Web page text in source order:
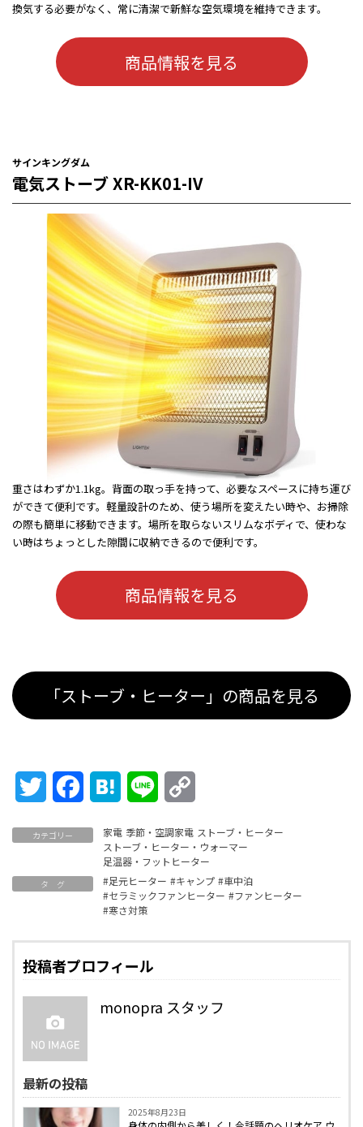
換気する必要がなく、常に清潔で新鮮な空気環境を維持できます。
商品情報を見る
サインキングダム
電気ストーブ XR-KK01-IV
重さはわずか1.1kg。背面の取っ手を持って、必要なスペースに持ち運び
ができて便利です。軽量設計のため、使う場所を変えたい時や、お掃除
の際も簡単に移動できます。場所を取らないスリムなボディで、使わな
い時はちょっとした隙間に収納できるので便利です。
商品情報を見る
「ストーブ・ヒーター」の商品を見る
Twitter FacebookHatena Line
カテゴリー 家電 季節・空調家電 ストーブ・ヒーター
ストーブ・ヒーター・ウォーマー
足温器・フットヒーター
タ グ #足元ヒーター #キャンプ #車中泊
#セラミックファンヒーター #ファンヒーター
#寒さ対策
投稿者プロフィール
monopra スタッフ
最新の投稿
2025年8月23日